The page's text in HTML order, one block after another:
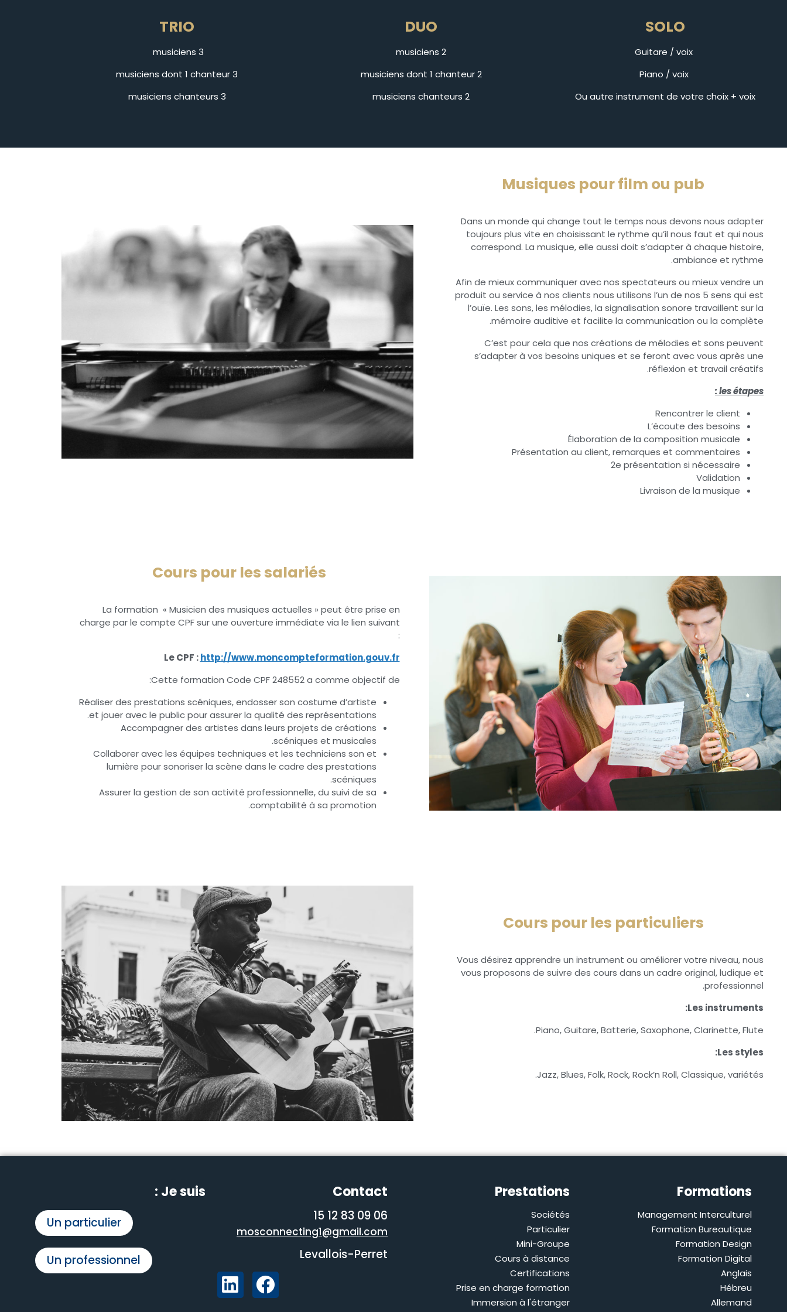
SOLO
Piano / voix
Ou autre instrument de votre choix + voix
DUO
2 musiciens
2 musiciens dont 1 chanteur
2 musiciens chanteurs
TRIO
3 musiciens
3 musiciens dont 1 chanteur
3 musiciens chanteurs
Musiques pour film ou pub
Dans un monde qui change tout le temps nous devons nous adapter
toujours plus vite en choisissant le rythme qu’il nous faut et qui nous
correspond. La musique, elle aussi doit s’adapter à chaque histoire,
ambiance et rythme.
Afin de mieux communiquer avec nos spectateurs ou mieux vendre un
produit ou service à nos clients nous utilisons l’un de nos 5 sens qui est
l’ouïe. Les sons, les mélodies, la signalisation sonore travaillent sur la
mémoire auditive et facilite la communication ou la complète.
C’est pour cela que nos créations de mélodies et sons peuvent
s’adapter à vos besoins uniques et se feront avec vous après une
réflexion et travail créatifs.
les étapes :
Rencontrer le client
L’écoute des besoins
Élaboration de la composition musicale
Présentation au client, remarques et commentaires
2e présentation si nécessaire
Validation
Livraison de la musique
Cours pour les salariés
La formation « Musicien des musiques actuelles » peut être prise en
charge par le compte CPF sur une ouverture immédiate via le lien suivant
:
Le CPF :http://www.moncompteformation.gouv.fr
Cette formation Code CPF 248552 a comme objectif de:
Réaliser des prestations scéniques, endosser son costume d’artiste
et jouer avec le public pour assurer la qualité des représentations.
Accompagner des artistes dans leurs projets de créations
scéniques et musicales.
Collaborer avec les équipes techniques et les techniciens son et
lumière pour sonoriser la scène dans le cadre des prestations
scéniques.
Assurer la gestion de son activité professionnelle, du suivi de sa
comptabilité à sa promotion.
Cours pour les particuliers
Vous désirez apprendre un instrument ou améliorer votre niveau, nous
vous proposons de suivre des cours dans un cadre original, ludique et
professionnel.
Les instruments:
Piano, Guitare, Batterie, Saxophone, Clarinette, Flute.
Les styles:
Jazz, Blues, Folk, Rock, Rock’n Roll, Classique, variétés.
Formations
Management Interculturel
Formation Bureautique
Formation Design
Formation Digital
Anglais
Hébreu
Allemand
Prestations
Sociétés
Particulier
Mini-Groupe
Cours à distance
Certifications
Prise en charge formation
Immersion à l'étranger
Contact
06 09 83 12 15
mosconnecting1@gmail.com
Levallois-Perret
Je suis :
Un particulier
Un professionnel